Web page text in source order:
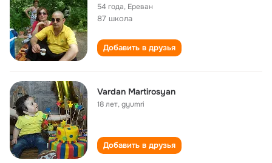
54 года, Ереван
87 школа
Добавить в друзья
Vardan Martirosyan
18 лет,gyumri
Добавить в друзья